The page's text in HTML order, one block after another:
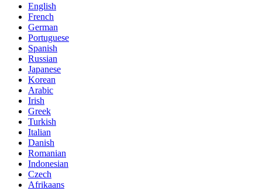
English
French
German
Portuguese
Spanish
Russian
Japanese
Korean
Arabic
Irish
Greek
Turkish
Italian
Danish
Romanian
Indonesian
Czech
Afrikaans